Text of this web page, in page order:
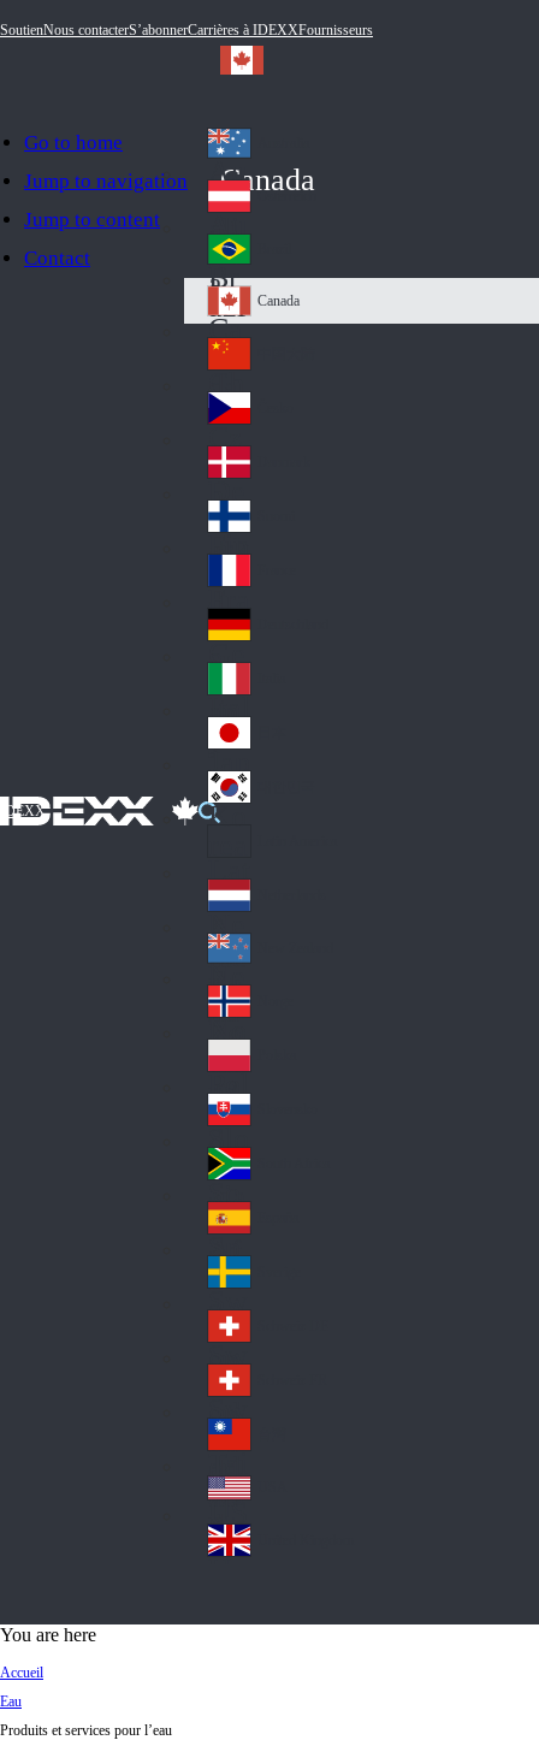
Go to home
Jump to navigation
Jump to content
Contact
SoutienNous contacterS’abonnerCarrières à IDEXXFournisseurs
IDEXX
Canada
Au
str
ali
a
Au
stri
a
Br
azi
l
Ca
na
da
Canada
Ch
ina
Cz
ec
h
De
nm
ark
Fin
d
Fra
nc
e
Ge
an
y
Ital
y
Jap
an
Ko
Lat
in
A
me
ric
a
Ne
the
rla
nd
s
Ne
w
Ze
ala
nd
No
rw
ay
Pol
an
d
Slo
va
kia
So
uth
Af
ric
a
Sp
ain
Sw
ed
en
Sw
itz
erl
an
d
Sw
itz
erl
an
d
wa
n
A
d
You are here
Accueil
Eau
Produits et services pour l’eau